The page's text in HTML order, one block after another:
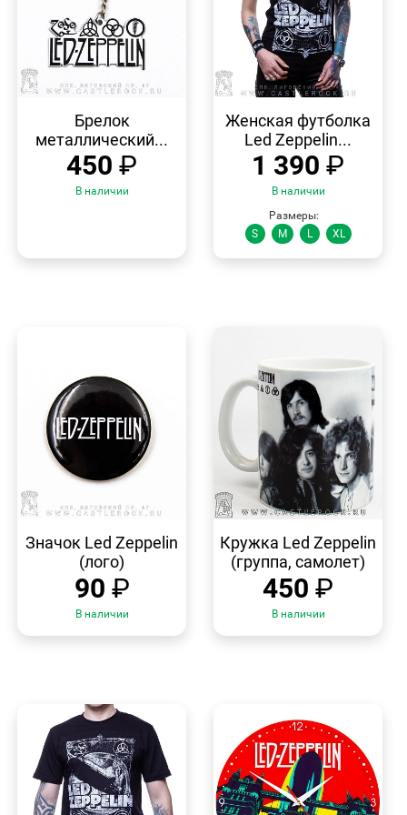
Брелок
металлический...
450 ₽
В наличии
ПРОСМОТР
Женская футболка
Led Zeppelin...
1 390 ₽
В наличии
Размеры:
S
M L XL
ПРОСМОТР
Значок Led Zeppelin
(лого)
90 ₽
В наличии
ПРОСМОТР
Кружка Led Zeppelin
(группа, самолет)
450 ₽
В наличии